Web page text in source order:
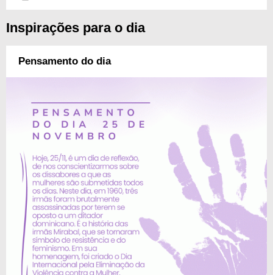
Inspirações para o dia
Pensamento do dia